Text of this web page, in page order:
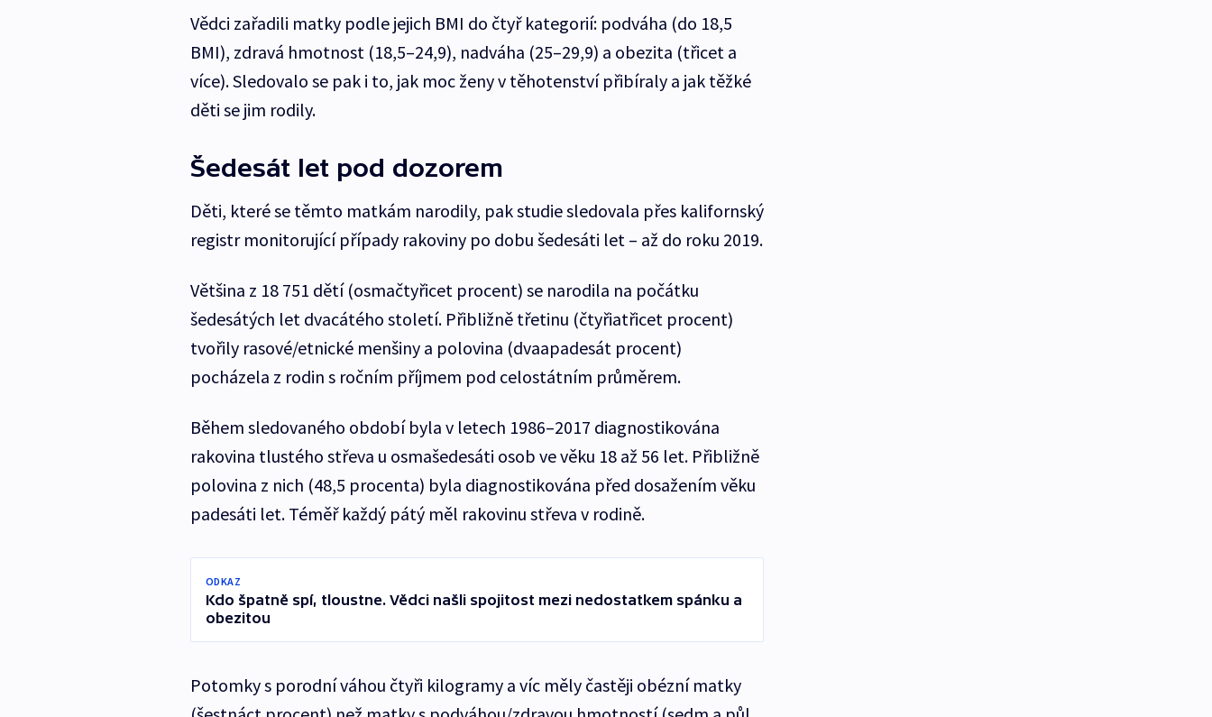
Vědci zařadili matky podle jejich BMI do čtyř kategorií: podváha (do 18,5
BMI), zdravá hmotnost (18,5–24,9), nadváha (25–29,9) a obezita (třicet a
více). Sledovalo se pak i to, jak moc ženy v těhotenství přibíraly a jak těžké
děti se jim rodily.
Šedesát let pod dozorem
Děti, které se těmto matkám narodily, pak studie sledovala přes kalifornský
registr monitorující případy rakoviny po dobu šedesáti let – až do roku 2019.
Většina z 18 751 dětí (osmačtyřicet procent) se narodila na počátku
šedesátých let dvacátého století. Přibližně třetinu (čtyřiatřicet procent)
tvořily rasové/etnické menšiny a polovina (dvaapadesát procent)
pocházela z rodin s ročním příjmem pod celostátním průměrem.
Během sledovaného období byla v letech 1986–2017 diagnostikována
rakovina tlustého střeva u osmašedesáti osob ve věku 18 až 56 let. Přibližně
polovina z nich (48,5 procenta) byla diagnostikována před dosažením věku
padesáti let. Téměř každý pátý měl rakovinu střeva v rodině.
ODKAZ
Kdo špatně spí, tloustne. Vědci našli spojitost mezi nedostatkem spánku a
obezitou
Potomky s porodní váhou čtyři kilogramy a víc měly častěji obézní matky